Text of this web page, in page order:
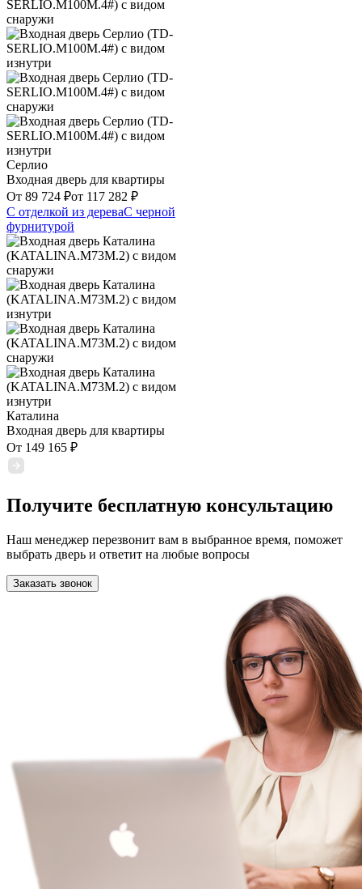
Серлио
Входная дверь для квартиры
От 89 724 ₽от 117 282 ₽
С отделкой из дереваС черной
фурнитурой
Каталина
Входная дверь для квартиры
От 149 165 ₽
Получите бесплатную консультацию
Наш менеджер перезвонит вам в выбранное время, поможет
выбрать дверь и ответит на любые вопросы
Заказать звонок